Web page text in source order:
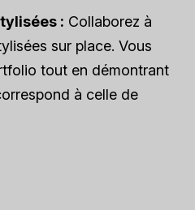
: Collaborez à
sur place. Vous
tout en démontrant
à celle de